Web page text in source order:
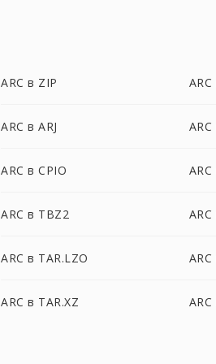
ARC в ZIP
ARC в ARJ
ARC в CPIO ARC
ARC в TBZ2
ARC в TAR.LZO
ARC в TAR.XZ